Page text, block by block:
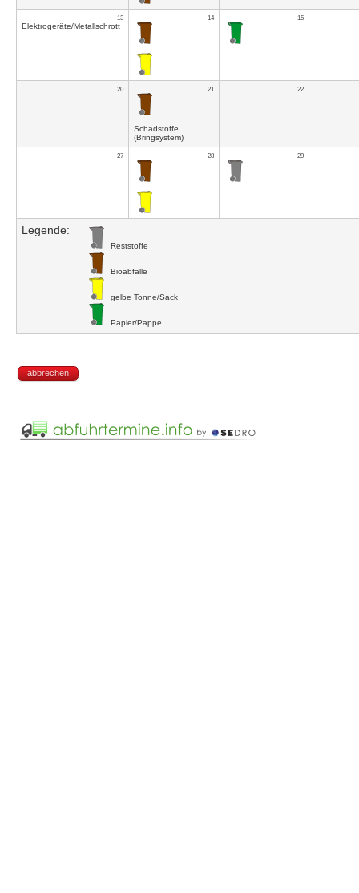
13
Elektrogeräte/Metallschrott
14 15
20 21
Schadstoffe
(Bringsystem)
22
27 28 29
Legende:
Reststoffe
Bioabfälle
gelbe Tonne/Sack
Papier/Pappe
abbrechen